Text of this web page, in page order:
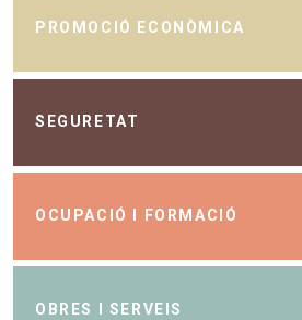
PROMOCIÓ ECONÒMICA
SEGURETAT
OCUPACIÓ I FORMACIÓ
OBRES I SERVEIS